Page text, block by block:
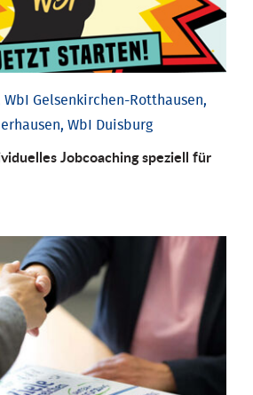
Gelsenkirchen-Rotthausen,
WbI Duisburg
Job­coaching speziell für